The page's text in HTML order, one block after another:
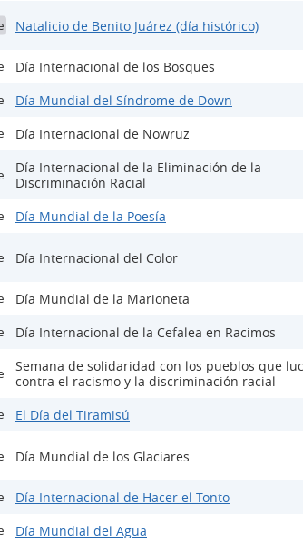
Natalicio de Benito Juárez (día histórico)
Día Internacional de los Bosques
Día Mundial del Síndrome de Down
Día Internacional de Nowruz
Día Internacional de la Eliminación de la
Discriminación Racial
Día Mundial de la Poesía
Día Internacional del Color
Día Mundial de la Marioneta
Día Internacional de la Cefalea en Racimos
Semana de solidaridad con los pueblos que
contra el racismo y la discriminación racial
El Día del Tiramisú
Día Mundial de los Glaciares
Día Internacional de Hacer el Tonto
Día Mundial del Agua